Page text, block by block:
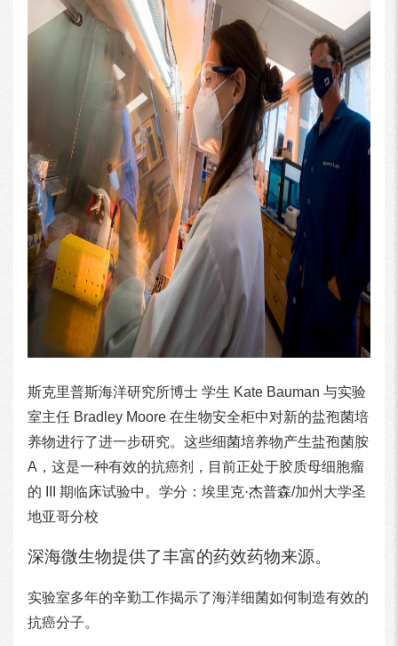
斯克里普斯海洋研究所博士 学生 Kate Bauman 与实验
室主任 Bradley Moore 在生物安全柜中对新的盐孢菌培
养物进行了进一步研究。这些细菌培养物产生盐孢菌胺
A，这是一种有效的抗癌剂，目前正处于胶质母细胞瘤
的 III 期临床试验中。学分：埃里克·杰普森/加州大学圣
地亚哥分校
深海微生物提供了丰富的药效药物来源。
实验室多年的辛勤工作揭示了海洋细菌如何制造有效的
抗癌分子。